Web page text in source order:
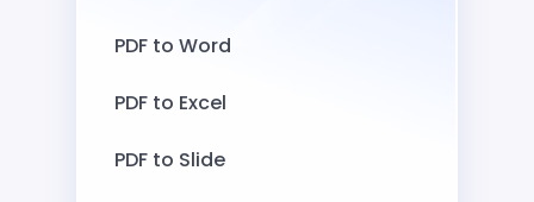
PDF to Word
PDF to Excel
PDF to Slide